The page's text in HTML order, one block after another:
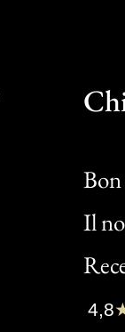
Il
Bon
Clic
4,8